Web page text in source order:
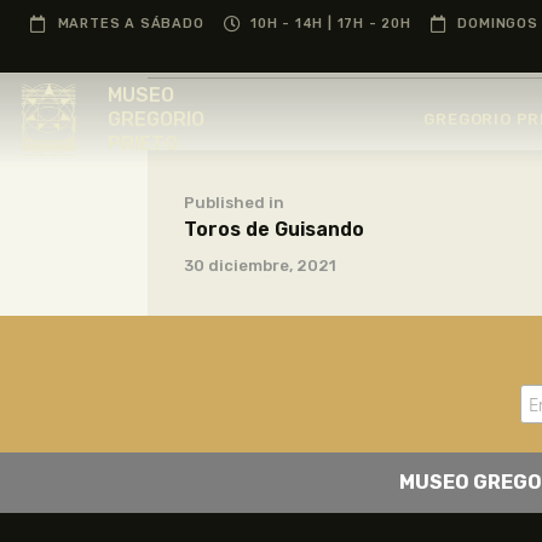
MARTES A SÁBADO 10H - 14H | 17H - 20H
MUSEO
Published in
Toros de Guisando
30 diciembre, 2021
MUSEO